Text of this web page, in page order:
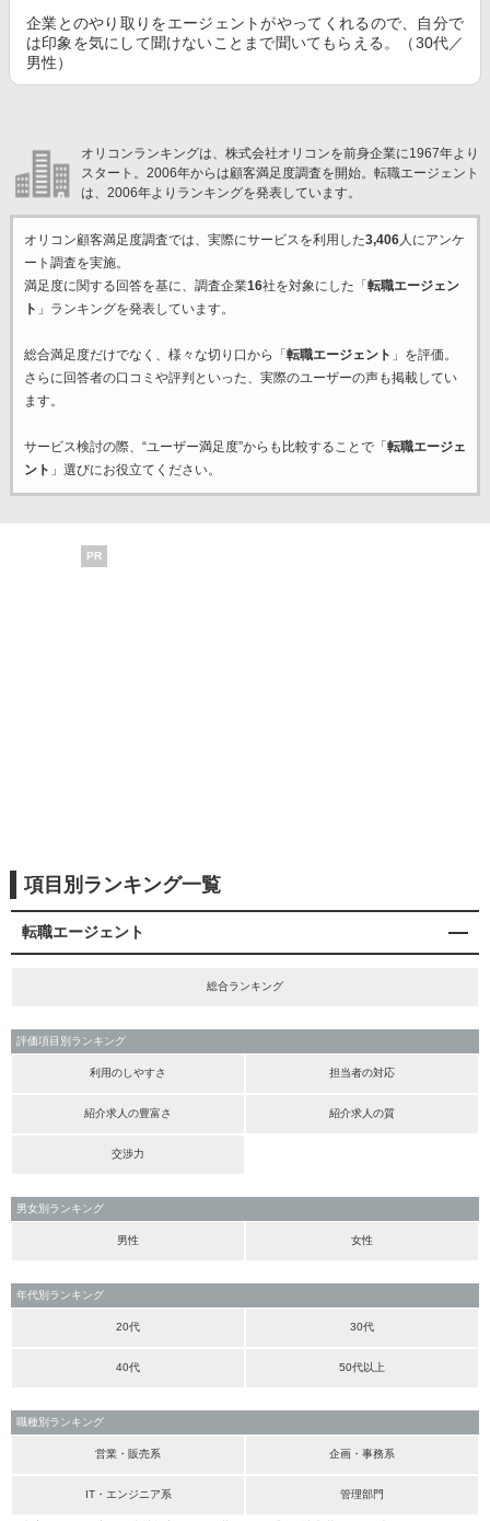
企業とのやり取りをエージェントがやってくれるので、自分で
は印象を気にして聞けないことまで聞いてもらえる。（30代／
男性）
オリコンランキングは、株式会社オリコンを前身企業に1967年より
スタート。2006年からは顧客満足度調査を開始。転職エージェント
は、2006年よりランキングを発表しています。
オリコン顧客満足度調査では、実際にサービスを利用した3,406人にアンケ
ート調査を実施。
満足度に関する回答を基に、調査企業16社を対象にした「 転職エージェン
ト 」ランキングを発表しています。
総合満足度だけでなく、様々な切り口から「 転職エージェント 」を評価。
さらに回答者の口コミや評判といった、実際のユーザーの声も掲載してい
ます。
サービス検討の際、“ユーザー満足度”からも比較することで「 転職エージェ
ント 」選びにお役立てください。
PR
項目別ランキング一覧
転職エージェント
総合ランキング
評価項目別ランキング
利用のしやすさ 担当者の対応
紹介求人の豊富さ 紹介求人の質
交渉力
男女別ランキング
男性 女性
年代別ランキング
20代 30代
40代 50代以上
職種別ランキング
営業・販売系 企画・事務系
IT・エンジニア系 管理部門